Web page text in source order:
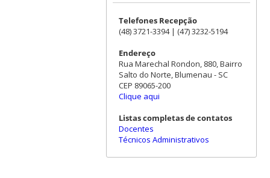
Telefones Recepção
(48) 3721-3394 | (47) 3232-5194
Endereço
Rua Marechal Rondon, 880, Bairro
Salto do Norte, Blumenau - SC
CEP 89065-200
Clique aqui
Listas completas de contatos
Docentes
Técnicos Administrativos